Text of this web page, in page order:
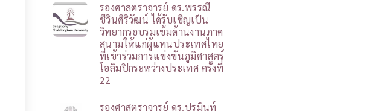
รองศาสตราจารย์ ดร.พรรณี
ชีวินศิริวัฒน์ ได้รับเชิญเป็น
วิทยากรอบรมเข้มด้านงานภาค
สนามให้แก่ผู้แทนประเทศไทย
ที่เข้าร่วมการแข่งขันภูมิศาสตร์
โอลิมปิกระหว่างประเทศ ครั้งที่
22
รองศาสตราจารย์ ดร.ปรมินท์